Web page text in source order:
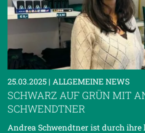
25.03.2025 | ALLGEMEINE NEWS
SCHWARZ AUF GRÜN MIT
SCHWENDTNER
Andrea Schwendtner ist durch ihre